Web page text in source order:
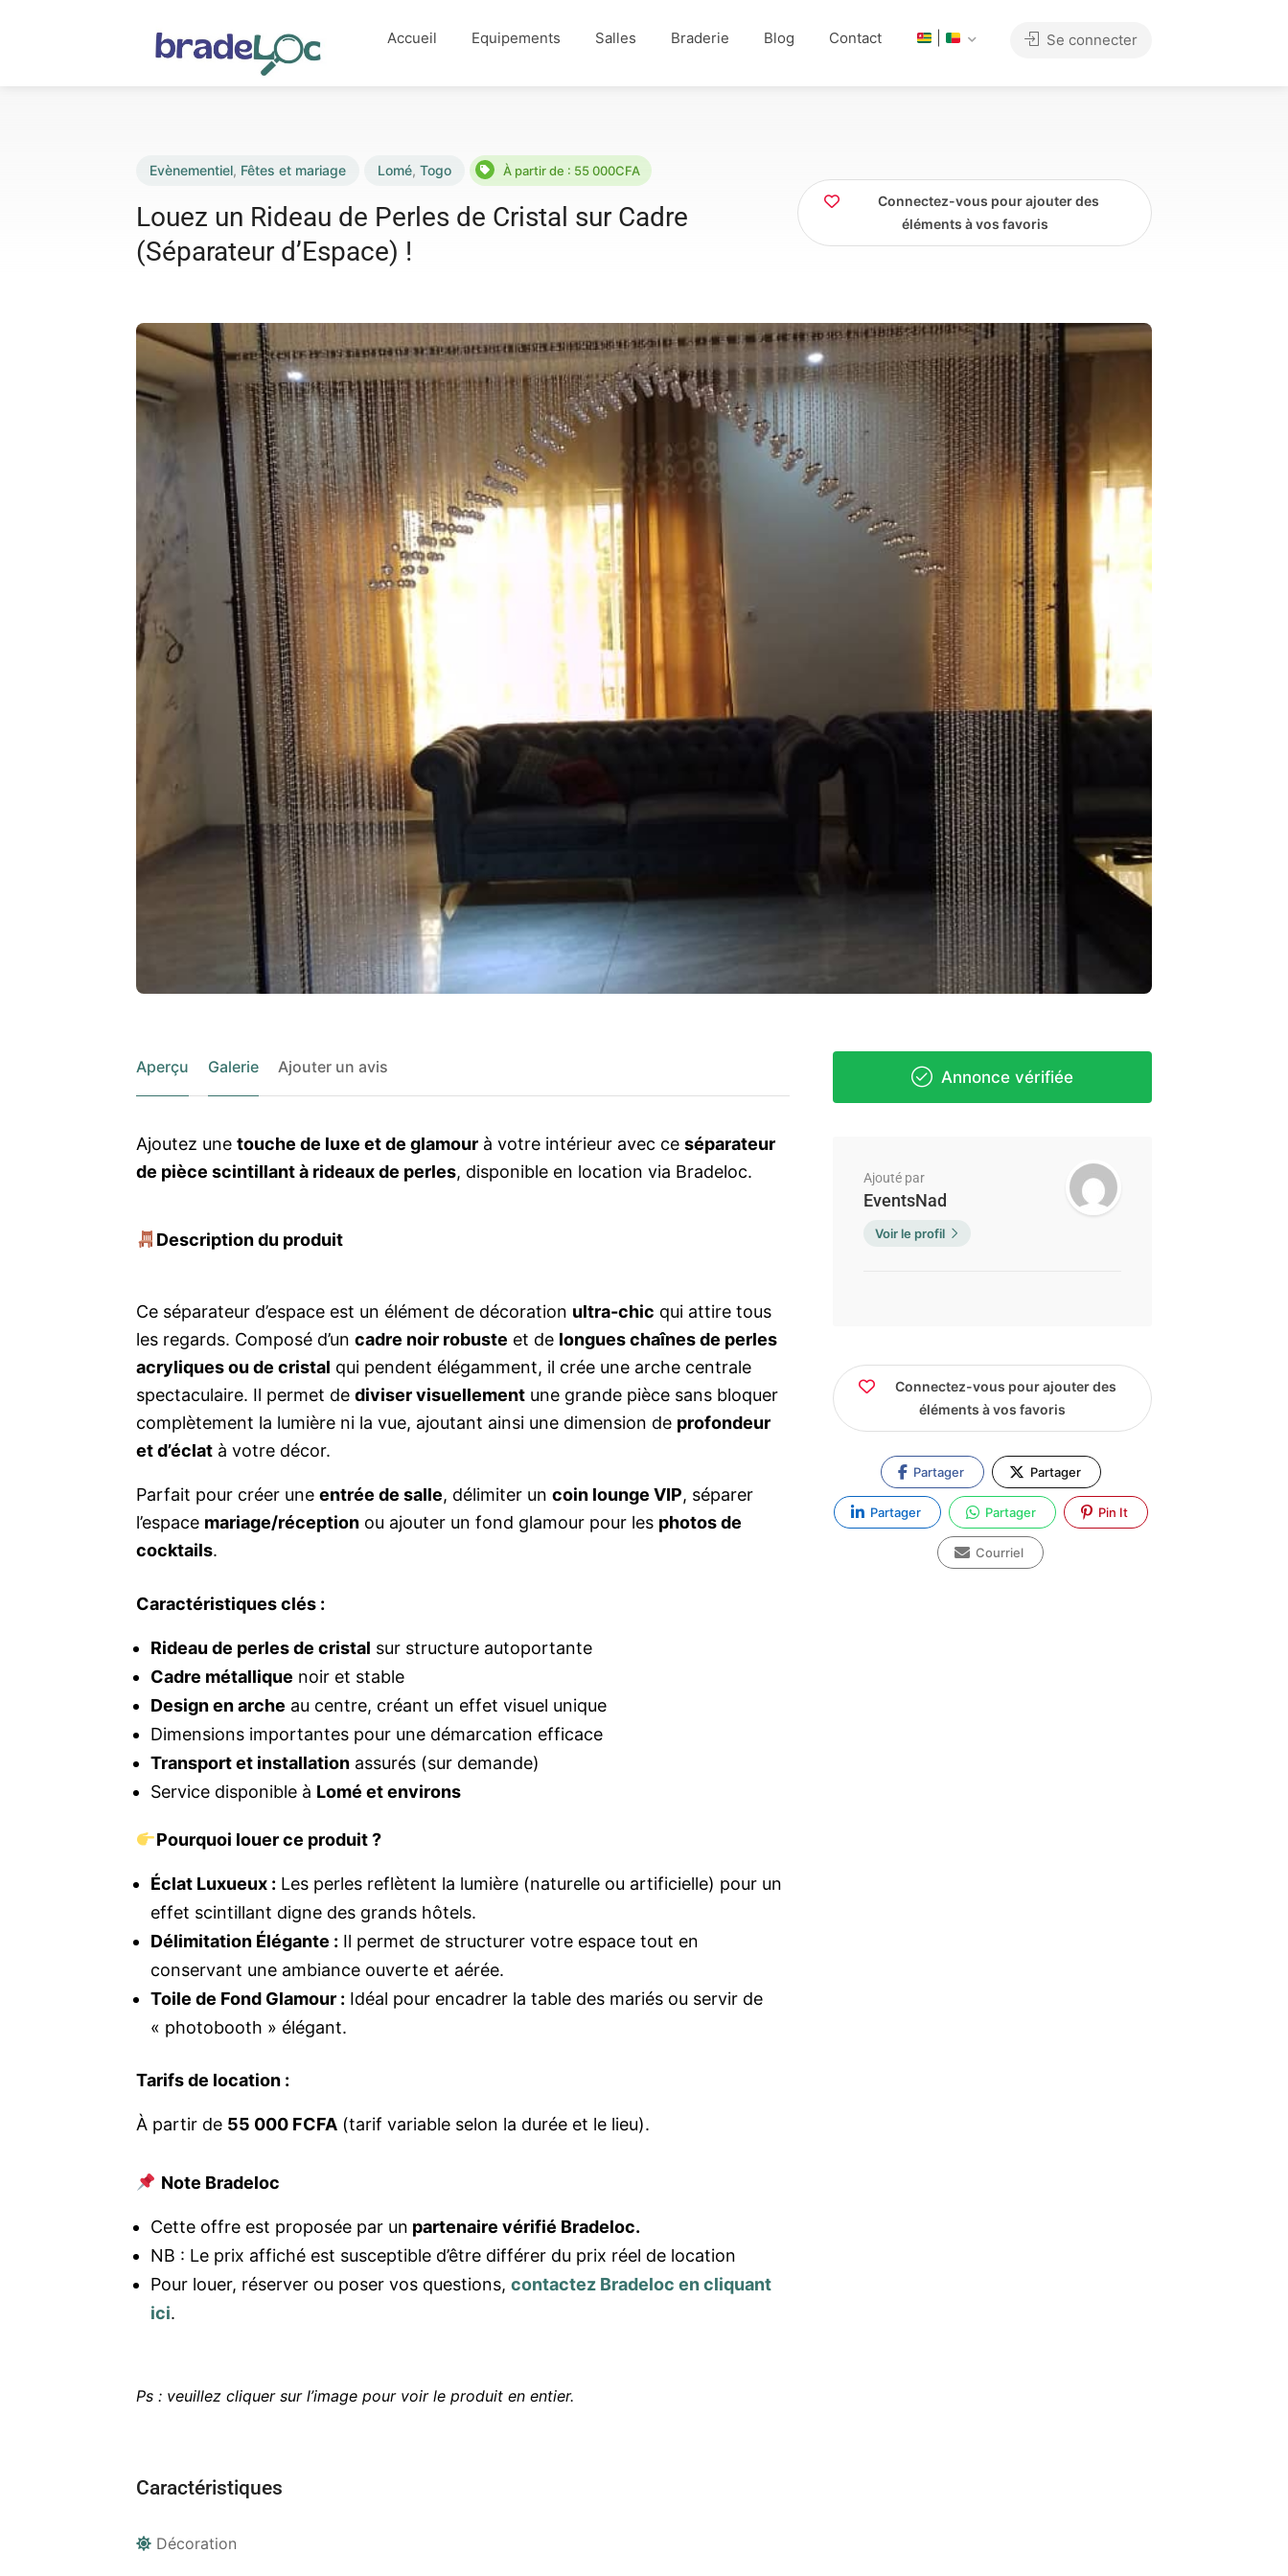
Accueil Equipements Salles Braderie Blog Contact Se connecter
Evènementiel, Fêtes et mariage Lomé, Togo À partir de : 55 000CFA
Louez un Rideau de Perles de Cristal sur Cadre
(Séparateur d’Espace) !
Connectez-vous pour ajouter des
éléments à vos favoris
Aperçu Galerie Ajouter un avis
Ajoutez une touche de luxe et de glamour à votre intérieur avec ce séparateur
de pièce scintillant à rideaux de perles, disponible en location via Bradeloc.
Description du produit
Ce séparateur d’espace est un élément de décoration ultra-chic qui attire tous
les regards. Composé d’un cadre noir robuste et de longues chaînes de perles
acryliques ou de cristal qui pendent élégamment, il crée une arche centrale
spectaculaire. Il permet de diviser visuellement une grande pièce sans bloquer
complètement la lumière ni la vue, ajoutant ainsi une dimension de profondeur
et d’éclat à votre décor.
Parfait pour créer une entrée de salle, délimiter un coin lounge VIP, séparer
l’espace mariage/réception ou ajouter un fond glamour pour les photos de
cocktails.
Caractéristiques clés :
Rideau de perles de cristal sur structure autoportante
Cadre métallique noir et stable
Design en arche au centre, créant un effet visuel unique
Dimensions importantes pour une démarcation efficace
Transport et installation assurés (sur demande)
Service disponible à Lomé et environs
Pourquoi louer ce produit ?
Éclat Luxueux : Les perles reflètent la lumière (naturelle ou artificielle) pour un
effet scintillant digne des grands hôtels.
Délimitation Élégante : Il permet de structurer votre espace tout en
conservant une ambiance ouverte et aérée.
Toile de Fond Glamour : Idéal pour encadrer la table des mariés ou servir de
« photobooth » élégant.
Tarifs de location :
À partir de 55 000 FCFA (tarif variable selon la durée et le lieu).
Note Bradeloc
Cette offre est proposée par un partenaire vérifié Bradeloc.
NB : Le prix affiché est susceptible d’être différer du prix réel de location
Pour louer, réserver ou poser vos questions, contactez Bradeloc en cliquant
ici.
Ps : veuillez cliquer sur l’image pour voir le produit en entier.
Caractéristiques
Décoration
Annonce vérifiée
Ajouté par
EventsNad
Voir le profil
Connectez-vous pour ajouter des
éléments à vos favoris
Partager Partager
Partager Partager Pin It
Courriel